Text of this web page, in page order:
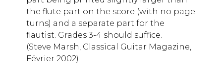
the flute part on the score (with no page
turns) and a separate part for the
flautist. Grades 3-4 should suffice.
(Steve Marsh, Classical Guitar Magazine,
Février 2002)